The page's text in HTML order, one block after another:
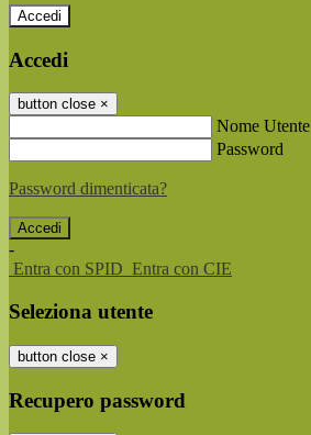
Accedi
Accedi
button close ×
Nome Utente
Password
Password dimenticata?
-
Entra con SPID Entra con CIE
Seleziona utente
button close ×
Recupero password